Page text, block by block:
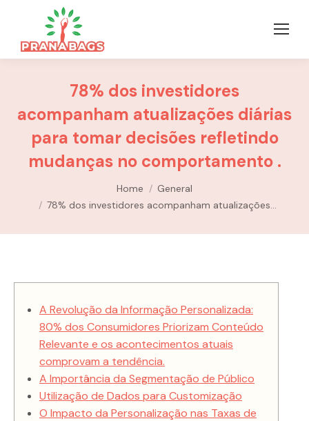
78% dos investidores
acompanham atualizações diárias
para tomar decisões refletindo
mudanças no comportamento .
Home
General
78% dos investidores acompanham atualizações…
A Revolução da Informação Personalizada:
80% dos Consumidores Priorizam Conteúdo
Relevante e os acontecimentos atuais
comprovam a tendência.
A Importância da Segmentação de Público
Utilização de Dados para Customização
O Impacto da Personalização nas Taxas de